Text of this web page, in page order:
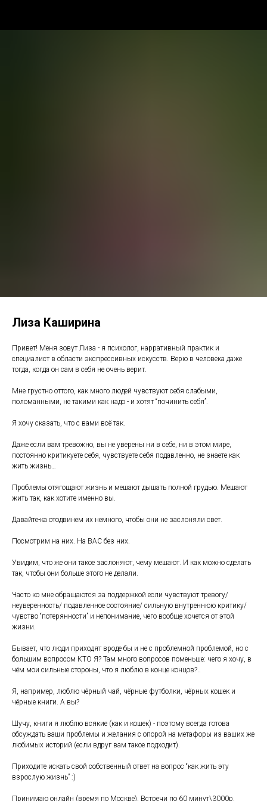
Лиза Каширина
Привет! Меня зовут Лиза - я психолог, нарративный практик и
специалист в области экспрессивных искусств. Верю в человека даже
тогда, когда он сам в себя не очень верит.
Мне грустно оттого, как много людей чувствуют себя слабыми,
поломанными, не такими как надо - и хотят “починить себя”.
Я хочу сказать, что с вами всё так.
Даже если вам тревожно, вы не уверены ни в себе, ни в этом мире,
постоянно критикуете себя, чувствуете себя подавленно, не знаете как
жить жизнь…
Проблемы отягощают жизнь и мешают дышать полной грудью. Мешают
жить так, как хотите именно вы.
Давайте-ка отодвинем их немного, чтобы они не заслоняли свет.
Посмотрим на них. На ВАС без них.
Увидим, что же они такое заслоняют, чему мешают. И как можно сделать
так, чтобы они больше этого не делали.
Часто ко мне обращаются за поддержкой если чувствуют тревогу/
неуверенность/ подавленное состояние/ сильную внутреннюю критику/
чувство “потерянности” и непонимание, чего вообще хочется от этой
жизни.
Бывает, что люди приходят вроде бы и не с проблемной проблемой, но с
большим вопросом КТО Я? Там много вопросов поменьше: чего я хочу, в
чём мои сильные стороны, что я люблю в конце концов?..
Я, например, люблю чёрный чай, чёрные футболки, чёрных кошек и
чёрные книги. А вы?
Шучу, книги я люблю всякие (как и кошек) - поэтому всегда готова
обсуждать ваши проблемы и желания с опорой на метафоры из ваших же
любимых историй (если вдруг вам такое подходит).
Приходите искать свой собственный ответ на вопрос “как жить эту
взрослую жизнь” :)
Принимаю онлайн (время по Москве). Встречи по 60 минут\3000р.